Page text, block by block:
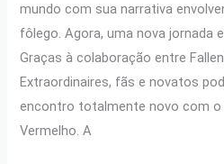
mundo com sua narrativa
fôlego. Agora, uma nova jornada
Graças à colaboração entre
Extraordinaires, fãs e novatos
encontro totalmente novo com o
Vermelho. A